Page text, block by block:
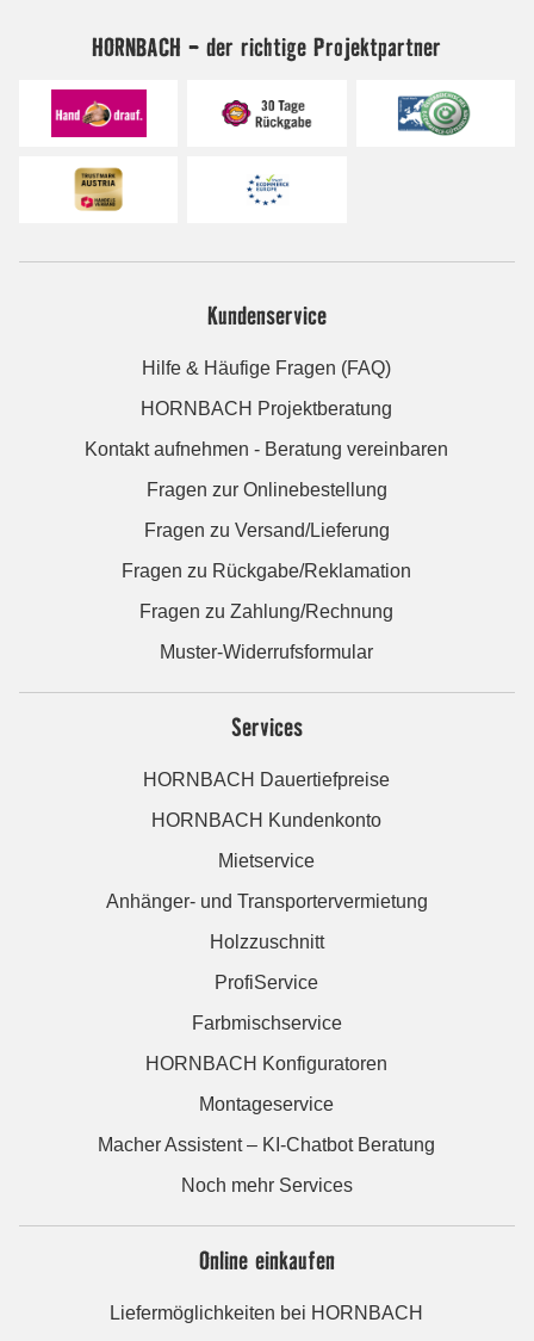
HORNBACH - der richtige Projektpartner
Kundenservice
Hilfe & Häufige Fragen (FAQ)
HORNBACH Projektberatung
Kontakt aufnehmen - Beratung vereinbaren
Fragen zur Onlinebestellung
Fragen zu Versand/Lieferung
Fragen zu Rückgabe/Reklamation
Fragen zu Zahlung/Rechnung
Muster-Widerrufsformular
Services
HORNBACH Dauertiefpreise
HORNBACH Kundenkonto
Mietservice
Anhänger- und Transportervermietung
Holzzuschnitt
ProfiService
Farbmischservice
HORNBACH Konfiguratoren
Montageservice
Macher Assistent – KI-Chatbot Beratung
Noch mehr Services
Online einkaufen
Liefermöglichkeiten bei HORNBACH